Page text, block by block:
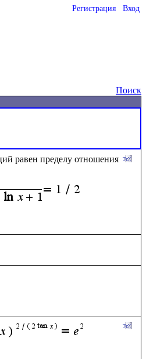
Регистрация Вход
Поиск
равен пределу отношения